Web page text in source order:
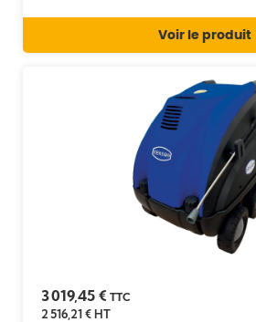
Voir le produit
3 019,45 € TTC
2 516,21 €HT